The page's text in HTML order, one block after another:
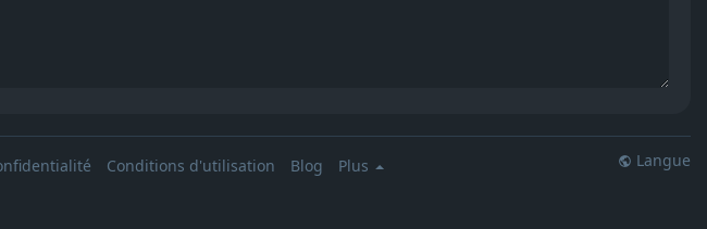
Conditions d'utilisation Blog Plus Langue